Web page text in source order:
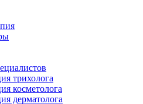
трихолога
косметолога
дерматолога